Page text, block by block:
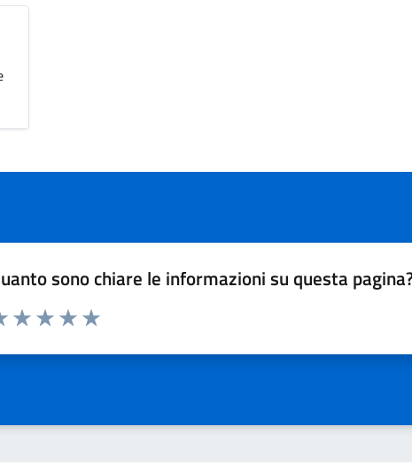
sono chiare le informazioni su questa
da 1 a 5 stelle la pagina